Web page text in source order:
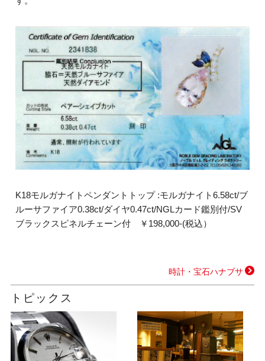
K18モルガナイトペンダントトップ :モルガナイト6.58ct/ブ
ルーサファイア0.38ct/ダイヤ0.47ct/NGLカード鑑別付/SV
ブラックスピネルチェーン付 ￥198,000-(税込）
時計・宝石ハナブサ
トピックス